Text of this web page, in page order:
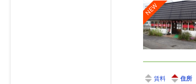
NEW
住所